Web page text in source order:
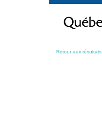
contenu
Retour aux résultats